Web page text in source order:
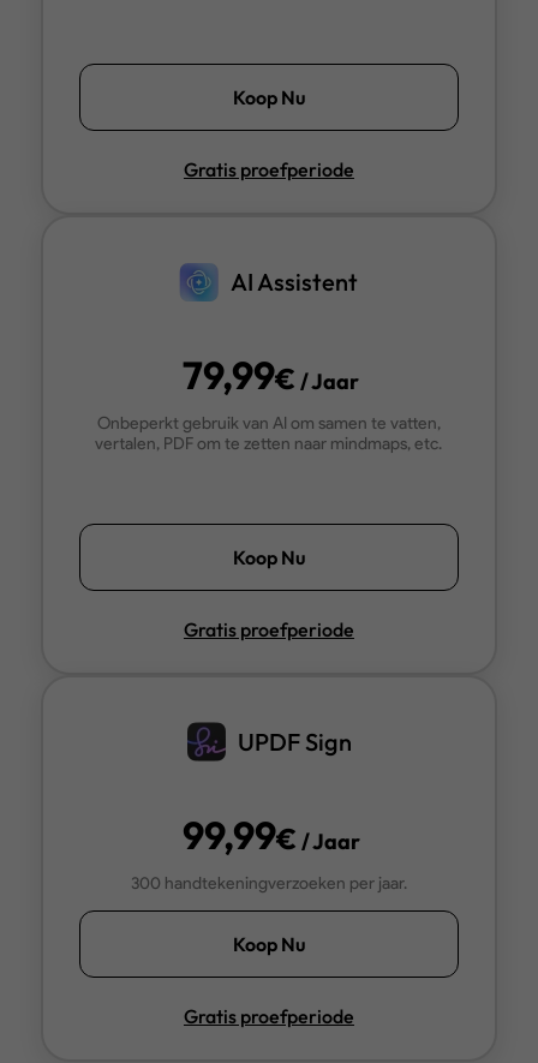
Koop Nu
Gratis proefperiode
AI Assistent
79,99€ / Jaar
Onbeperkt gebruik van AI om samen te vatten,
vertalen, PDF om te zetten naar mindmaps, etc.
Koop Nu
Gratis proefperiode
UPDF Sign
99,99€ / Jaar
300 handtekeningverzoeken per jaar.
Koop Nu
Gratis proefperiode